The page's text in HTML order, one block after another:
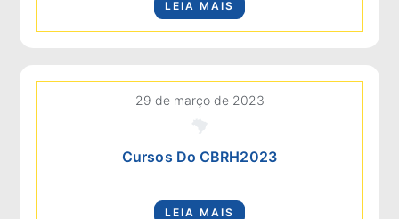
LEIA MAIS
29 de março de 2023
Cursos Do CBRH2023
LEIA MAIS